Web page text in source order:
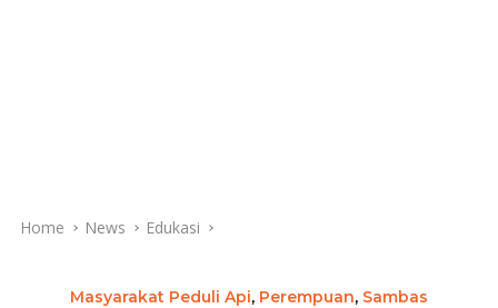
Home News Edukasi
Masyarakat Peduli Api, Perempuan, Sambas